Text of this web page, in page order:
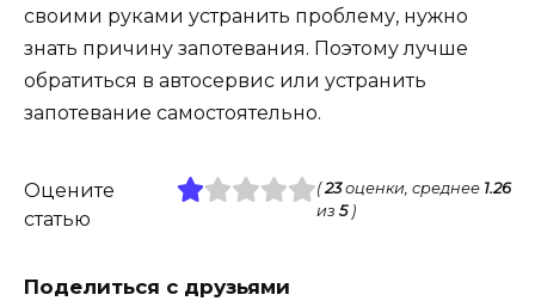
своими руками устранить проблему, нужно
знать причину запотевания. Поэтому лучше
обратиться в автосервис или устранить
запотевание самостоятельно.
Оцените
статью
(23оценки, среднее 1.26
из 5)
Поделиться с друзьями